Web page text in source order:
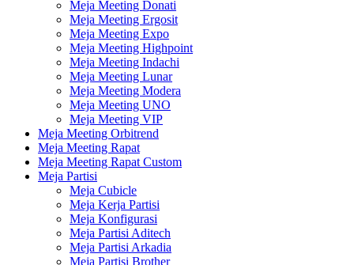
Meja Meeting Donati
Meja Meeting Ergosit
Meja Meeting Expo
Meja Meeting Highpoint
Meja Meeting Indachi
Meja Meeting Lunar
Meja Meeting Modera
Meja Meeting UNO
Meja Meeting VIP
Meja Meeting Orbitrend
Meja Meeting Rapat
Meja Meeting Rapat Custom
Meja Partisi
Meja Cubicle
Meja Kerja Partisi
Meja Konfigurasi
Meja Partisi Aditech
Meja Partisi Arkadia
Meja Partisi Brother